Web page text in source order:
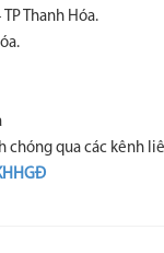
Thanh Hóa.
chóng qua các kênh